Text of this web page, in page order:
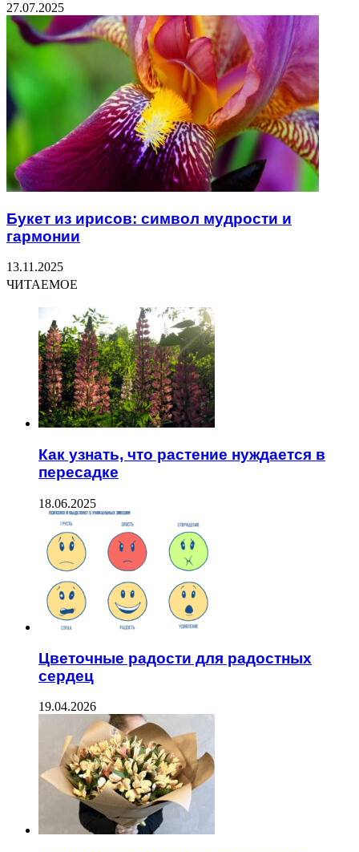
27.07.2025
Букет из ирисов: символ мудрости и
гармонии
13.11.2025
ЧИТАЕМОЕ
Как узнать, что растение нуждается в
пересадке
18.06.2025
Цветочные радости для радостных
сердец
19.04.2026